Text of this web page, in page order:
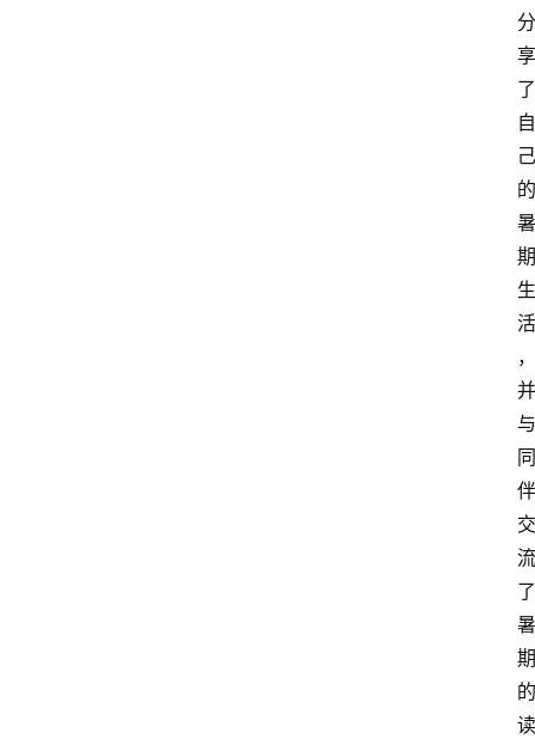
分
享
了
自
己
的
暑
期
生
活
，
并
与
同
伴
交
流
了
暑
期
的
读